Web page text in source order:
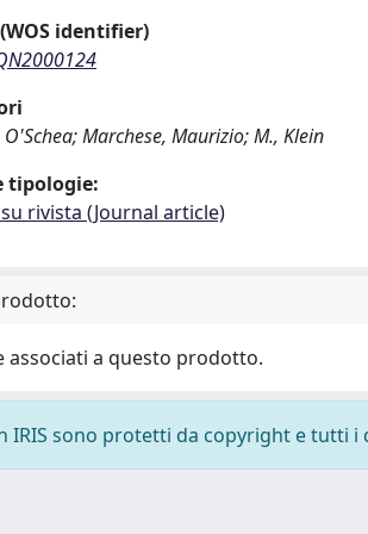
identifier)
O'Schea; Marchese, Maurizio; M., Klein
tipologie:
rivista (Journal article)
associati a questo prodotto.
IRIS sono protetti da copyright e tutti